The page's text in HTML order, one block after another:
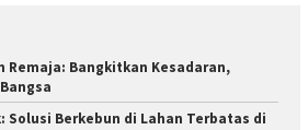
Remaja: Bangkitkan Kesadaran,
Solusi Berkebun di Lahan Terbatas di